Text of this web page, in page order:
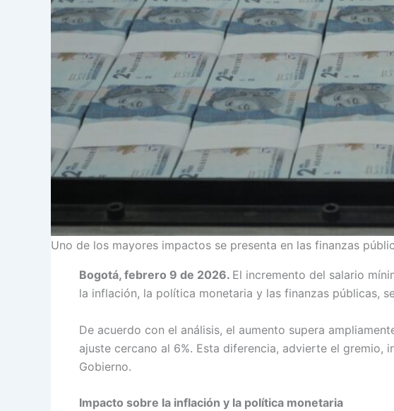
Uno de los mayores impactos se presenta en las finanzas
Bogotá, febrero 9 de 2026. El incremento del salario
la inflación, la política monetaria y las finanzas públicas,
De acuerdo con el análisis, el aumento supera
ajuste cercano al 6%. Esta diferencia, advierte el
Gobierno.
Impacto sobre la inflación y la política monetaria